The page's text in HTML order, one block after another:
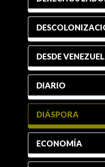
DESDE
DIARIO
DIÁSPORA
ECONOMÍA